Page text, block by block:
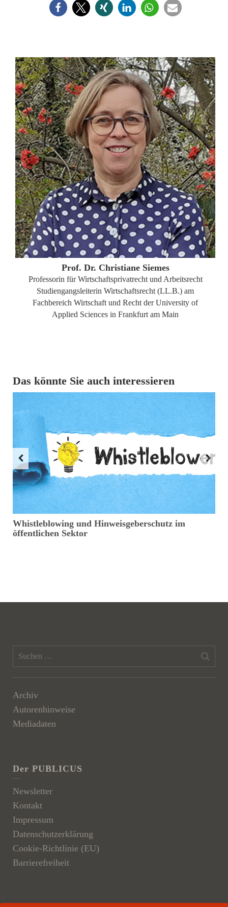
ZUM PROFIL
Prof. Dr. Christiane Siemes
Professorin für Wirtschaftsprivatrecht und Arbeitsrecht
Studiengangsleiterin Wirtschaftsrecht (LL.B.) am
Fachbereich Wirtschaft und Recht der University of
Applied Sciences in Frankfurt am Main
Das könnte Sie auch interessieren
Whistleblowing und Hinweisgeberschutz im
öffentlichen Sektor
Archiv
Autorenhinweise
Mediadaten
Der PUBLICUS
Newsletter
Kontakt
Impressum
Datenschutzerklärung
Cookie-Richtlinie (EU)
Barrierefreiheit